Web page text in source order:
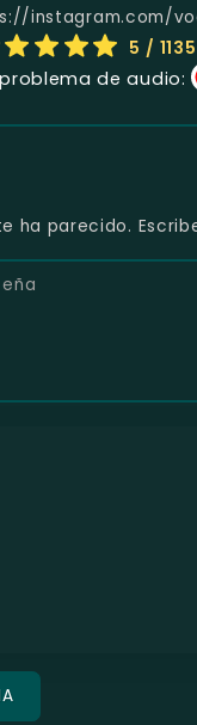
instagram.com/
5 / 1135
de audio:
ha parecido.